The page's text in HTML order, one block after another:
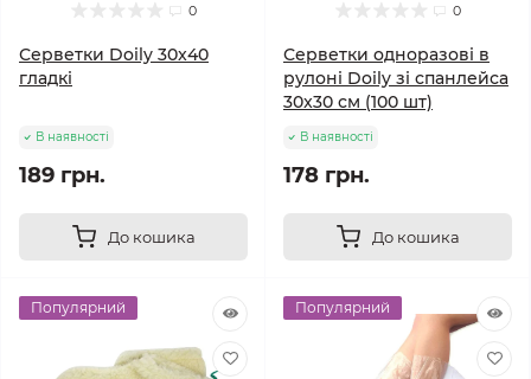
0
Серветки Doily 30x40
гладкі
В наявності
189 грн.
До кошика
0
Серветки одноразові в
рулоні Doily зі спанлейса
30x30 см (100 шт)
В наявності
178 грн.
До кошика
Популярний Популярний